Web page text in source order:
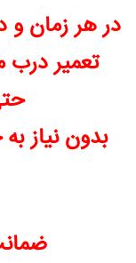
در هر زمان و
تعمیر درب
بدون نیاز